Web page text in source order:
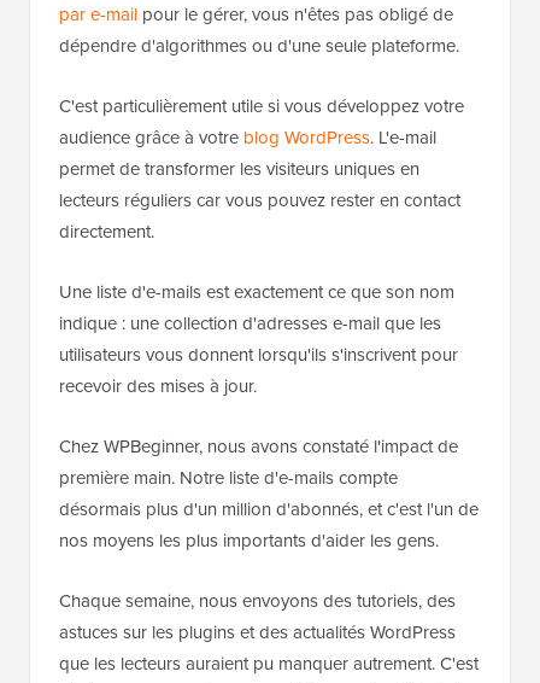
par e-mail pour le gérer, vous n'êtes pas obligé de
dépendre d'algorithmes ou d'une seule plateforme.
C'est particulièrement utile si vous développez votre
audience grâce à votre blog WordPress. L'e-mail
permet de transformer les visiteurs uniques en
lecteurs réguliers car vous pouvez rester en contact
directement.
Une liste d'e-mails est exactement ce que son nom
indique : une collection d'adresses e-mail que les
utilisateurs vous donnent lorsqu'ils s'inscrivent pour
recevoir des mises à jour.
Chez WPBeginner, nous avons constaté l'impact de
première main. Notre liste d'e-mails compte
désormais plus d'un million d'abonnés, et c'est l'un de
nos moyens les plus importants d'aider les gens.
Chaque semaine, nous envoyons des tutoriels, des
astuces sur les plugins et des actualités WordPress
que les lecteurs auraient pu manquer autrement. C'est